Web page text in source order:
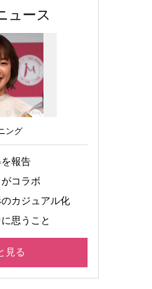
ュース
ング
報告
コラボ
カジュアル化
思うこと
見る